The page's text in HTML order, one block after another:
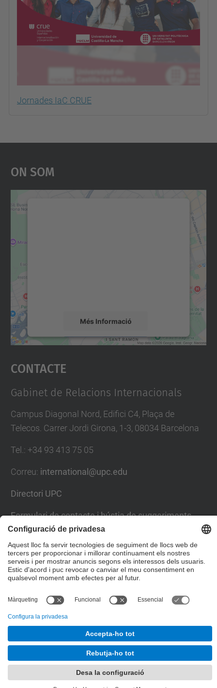
Jornades IaC CRUE
On Som
Més Informació
Accepta
powered by
Contacte
Gabinet de Relacions Internacionals
Campus Diagonal Nord, Edifici C4, Plaça de
Telecos. Carrer Jordi Girona, 1-3, 08034 Barcelona
Tel. : +34 93 413 75 05
Correu: international@upc.edu
Directori UPC
Formulari de contacte i bústia de suggeriments
Llista Xarxes Socials
© UPCGabinet de Relacions Internacionals
Mapa del lloc
Accessibilitat
Avís legal
Configuració de privadesa